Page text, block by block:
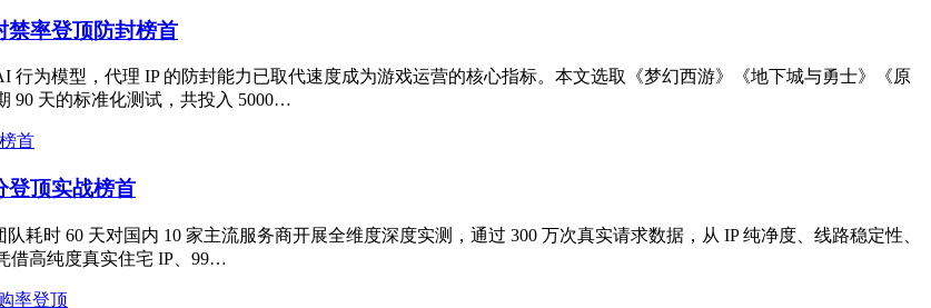
禁率登顶防封榜首
行为模型，代理 IP 的防封能力已取代速度成为游戏运营的核心指标。本文选取《梦幻西游》《地下城与勇士》《原
90 天的标准化测试，共投入 5000…
登顶实战榜首
耗时 60 天对国内 10 家主流服务商开展全维度深度实测，通过 300 万次真实请求数据，从 IP 纯净度、线路稳定性、
借高纯度真实住宅 IP、99…